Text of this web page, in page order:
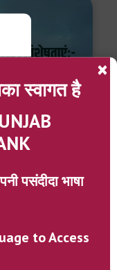
×
स्वागत है
पसंदीदा भाषा
to Access